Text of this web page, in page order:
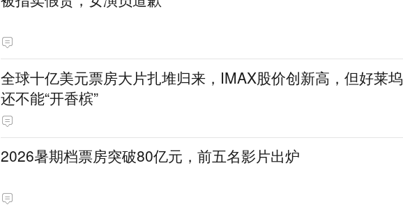
全球十亿美元票房大片扎堆归来，IMAX股价创新高，但好莱坞
还不能“开香槟”
2026暑期档票房突破80亿元，前五名影片出炉